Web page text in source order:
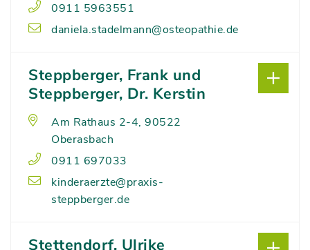
0911 5963551
daniela.stadelmann@osteopathie.de
Steppberger, Frank und
Steppberger, Dr. Kerstin
Am Rathaus 2-4, 90522
Oberasbach
0911 697033
kinderaerzte@praxis-
steppberger.de
Stettendorf, Ulrike